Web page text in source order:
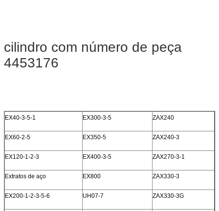
cilindro com número de peça
4453176
EX40-3-5-1 EX300-3-5 ZAX240
EX60-2-5 EX350-5 ZAX240-3
EX120-1-2-3 EX400-3-5 ZAX270-3-1
Extratos de aço EX800 ZAX330-3
EX200-1-2-3-5-6 UH07-7 ZAX330-3G